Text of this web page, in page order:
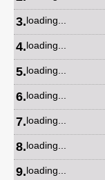
3.loading...
4.loading...
5.loading...
6.loading...
7.loading...
8.loading...
9.loading...